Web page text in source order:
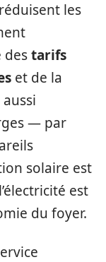
les
destarifs
et de la
— par
solaire est
est
du foyer.